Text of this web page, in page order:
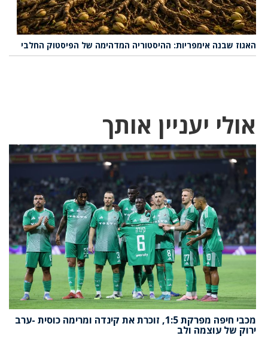
האגוז שבנה אימפריות: ההיסטוריה המדהימה של הפיסטוק החלבי
אולי יעניין אותך
מכבי חיפה מפרקת 1:5, זוכרת את קינדה ומרימה כוסית -ערב
ירוק של עוצמה ולב